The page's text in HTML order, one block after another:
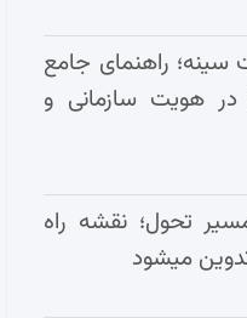
سینه؛ راهنمای جامع
در هویت سازمانی و
تحول؛ نقشه راه
میشود